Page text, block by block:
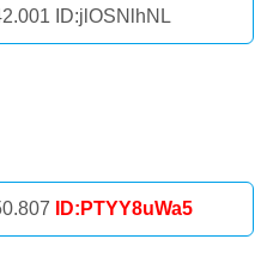
ID:jlOSNlhNL
ID:PTYY8uWa5